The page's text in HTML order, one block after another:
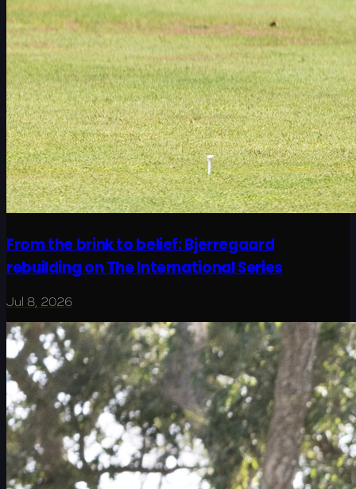
From the brink to belief: Bjerregaard
rebuilding on The International Series
Jul 8, 2026